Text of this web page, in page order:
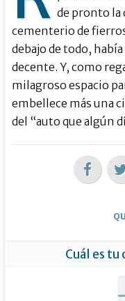
de pronto la
cementerio de
debajo de todo,
decente. Y, como
milagroso espacio
embellece más una
del “auto que algún
Cuál es tu